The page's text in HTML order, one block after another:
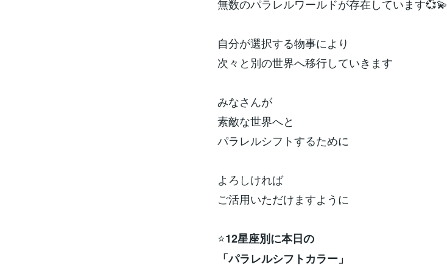
無数のパラレルワールドが存在しています💞💫
自分が選択する物事により
次々と別の世界へ移行していきます
みなさんが
素敵な世界へと
パラレルシフトするために
よろしければ
ご活用いただけますように
⭐12星座別に本日の
「パラレルシフトカラー」